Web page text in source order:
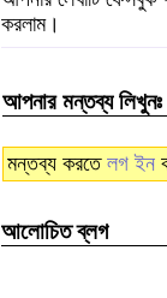
করলাম।
আপনার মন্তব্য লিখুনঃ
মন্তব্য করতে লগ ইন
আলোচিত ব্লগ